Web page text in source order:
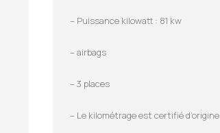
– Puissance kilowatt : 81 kw
– airbags
– 3 places
– Le kilométrage est certifié d’origine